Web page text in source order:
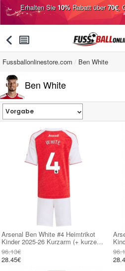
Erhalten Sie10%Rabatt über70€,
󰅯 󰂩
Fussballonlinestore.com Ben White
Ben White
Arsenal Ben White #4 Heimtrikot
Kinder 2025-26 Kurzarm (+ kurze
hosen)
96.13€
28.45€